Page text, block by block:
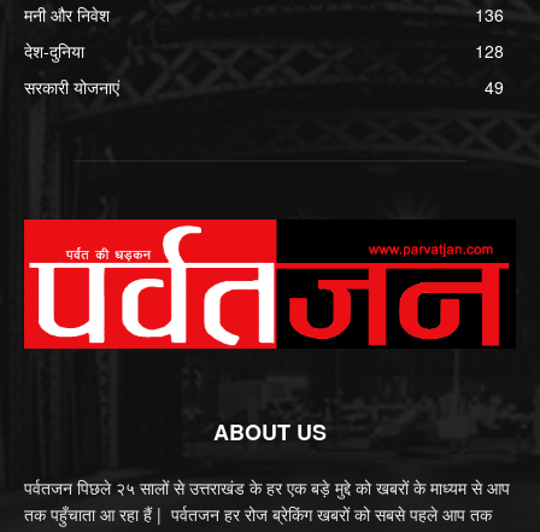
मनी और निवेश
136
देश-दुनिया
128
सरकारी योजनाएं
49
ABOUT US
पर्वतजन पिछले २५ सालों से उत्तराखंड के हर एक बड़े मुद्दे को खबरों के माध्यम से आप
तक पहुँचाता आ रहा हैं | पर्वतजन हर रोज ब्रेकिंग खबरों को सबसे पहले आप तक